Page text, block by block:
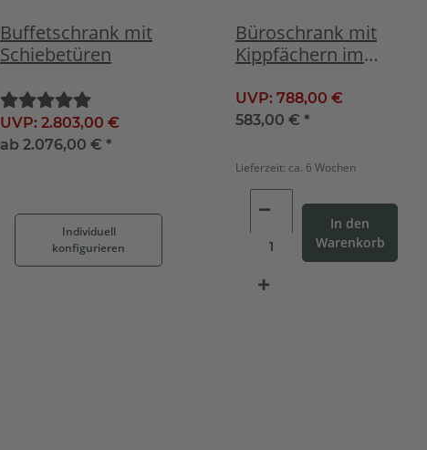
Buffetschrank mit
Schiebetüren
UVP: 2.803,00 €
ab 2.076,00 € *
Individuell
konfigurieren
Büroschrank mit
Kippfächern im
hellbraun
UVP: 788,00 €
583,00 € *
Lieferzeit: ca. 6 Wochen
In den
Warenkorb